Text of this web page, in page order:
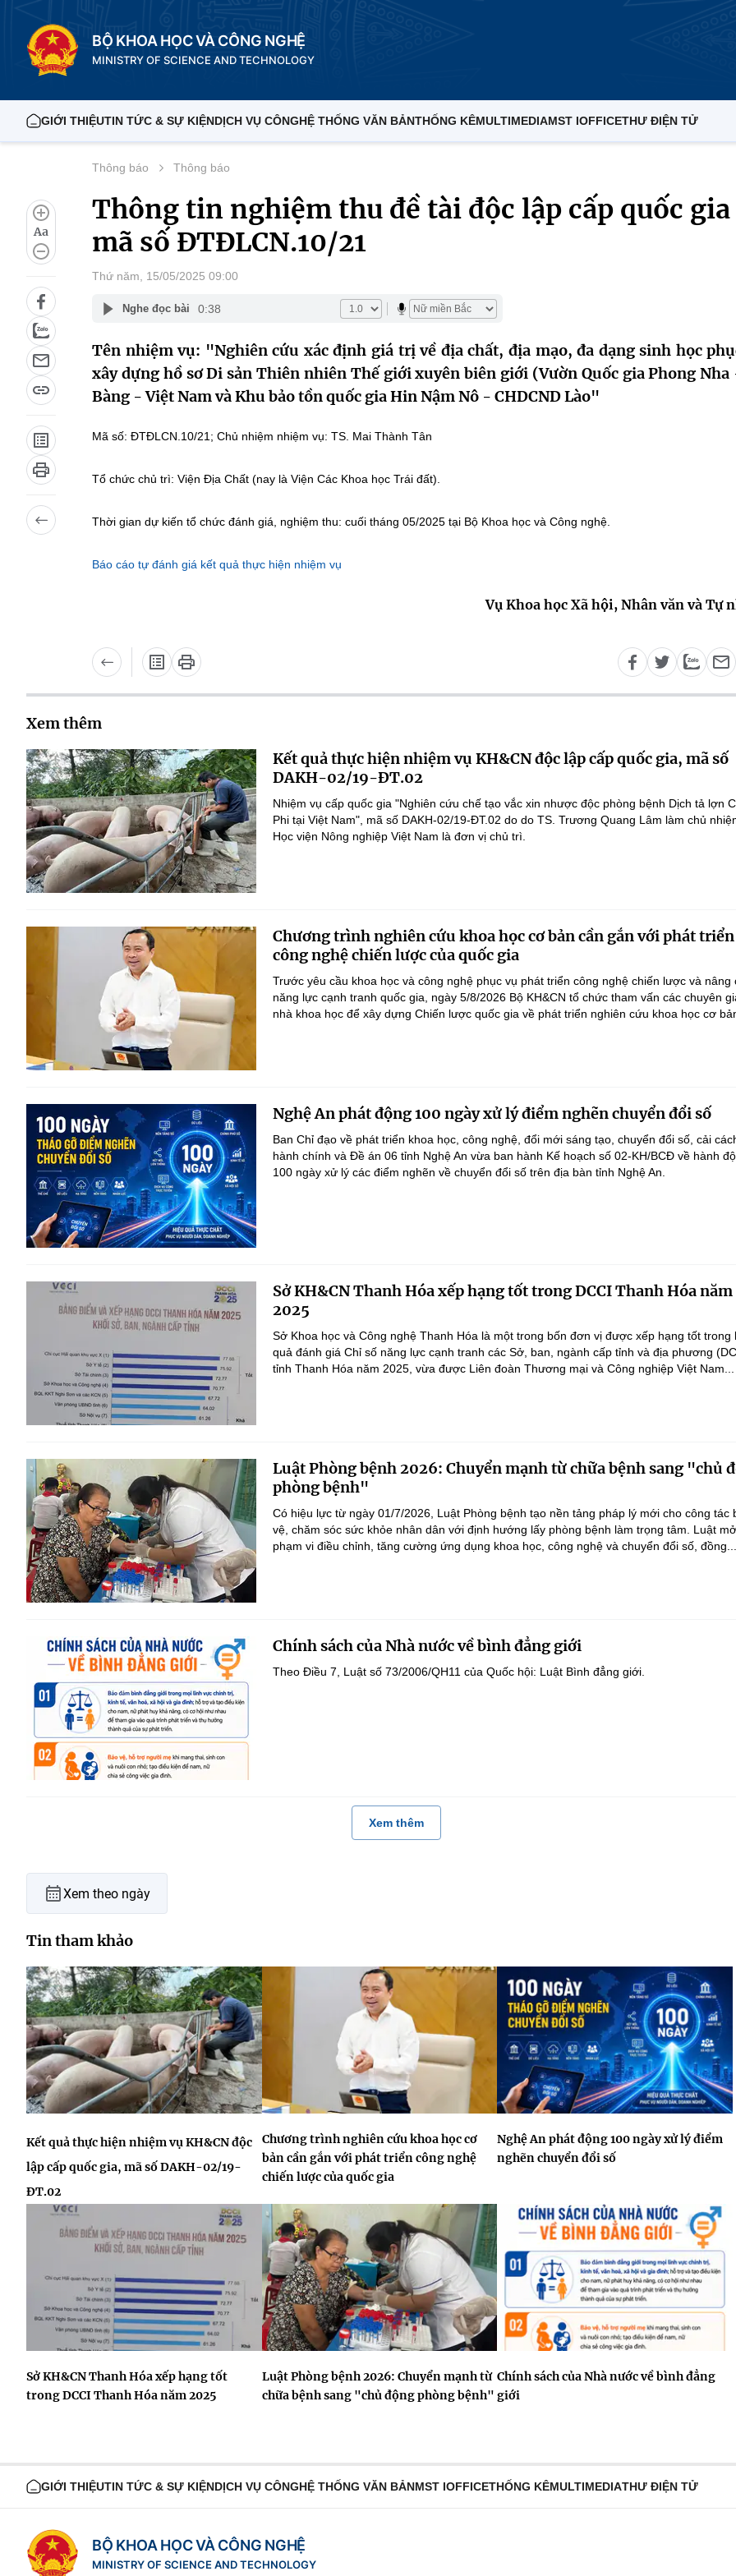
BỘ KHOA HỌC VÀ CÔNG NGHỆ
MINISTRY OF SCIENCE AND TECHNOLOGY
GIỚI THIỆUTIN TỨC & SỰ KIỆNDỊCH VỤ CÔNGHỆ THỐNG VĂN BẢNTHỐNG KÊMULTIMEDIAMST IOFFICETHƯ ĐIỆN TỬ
Aa
Thông báo Thông báo
Thông tin nghiệm thu đề tài độc lập cấp quốc gia
mã số ĐTĐLCN.10/21
Thứ năm, 15/05/2025 09:00
Nghe đọc bài 0:38
Tên nhiệm vụ: "Nghiên cứu xác định giá trị về địa chất, địa mạo, đa dạng sinh học
xây dựng hồ sơ Di sản Thiên nhiên Thế giới xuyên biên giới (Vườn Quốc gia Phong Nha
Bàng - Việt Nam và Khu bảo tồn quốc gia Hin Nậm Nô - CHDCND Lào"
Mã số: ĐTĐLCN.10/21; Chủ nhiệm nhiệm vụ: TS. Mai Thành Tân
Tổ chức chủ trì: Viện Địa Chất (nay là Viện Các Khoa học Trái đất).
Thời gian dự kiến tổ chức đánh giá, nghiệm thu: cuối tháng 05/2025 tại Bộ Khoa học và Công nghệ.
Báo cáo tự đánh giá kết quả thực hiện nhiệm vụ
Vụ Khoa học Xã hội, Nhân văn và Tự
Xem thêm
Kết quả thực hiện nhiệm vụ KH&CN độc lập cấp quốc gia, mã số
DAKH-02/19-ĐT.02
Nhiệm vụ cấp quốc gia "Nghiên cứu chế tạo vắc xin nhược độc phòng bệnh Dịch tả lợn
Phi tại Việt Nam", mã số DAKH-02/19-ĐT.02 do do TS. Trương Quang Lâm làm chủ
Học viện Nông nghiệp Việt Nam là đơn vị chủ trì.
Chương trình nghiên cứu khoa học cơ bản cần gắn với phát triển
công nghệ chiến lược của quốc gia
Trước yêu cầu khoa học và công nghệ phục vụ phát triển công nghệ chiến lược và nâng
năng lực cạnh tranh quốc gia, ngày 5/8/2026 Bộ KH&CN tổ chức tham vấn các chuyên
nhà khoa học để xây dựng Chiến lược quốc gia về phát triển nghiên cứu khoa học cơ
Nghệ An phát động 100 ngày xử lý điểm nghẽn chuyển đổi số
Ban Chỉ đạo về phát triển khoa học, công nghệ, đổi mới sáng tạo, chuyển đổi số, cải
hành chính và Đề án 06 tỉnh Nghệ An vừa ban hành Kế hoạch số 02-KH/BCĐ về hành
100 ngày xử lý các điểm nghẽn về chuyển đổi số trên địa bàn tỉnh Nghệ An.
Sở KH&CN Thanh Hóa xếp hạng tốt trong DCCI Thanh Hóa năm
2025
Sở Khoa học và Công nghệ Thanh Hóa là một trong bốn đơn vị được xếp hạng tốt trong
quả đánh giá Chỉ số năng lực cạnh tranh các Sở, ban, ngành cấp tỉnh và địa phương
tỉnh Thanh Hóa năm 2025, vừa được Liên đoàn Thương mại và Công nghiệp Việt Nam...
Luật Phòng bệnh 2026: Chuyển mạnh từ chữa bệnh sang "chủ
phòng bệnh"
Có hiệu lực từ ngày 01/7/2026, Luật Phòng bệnh tạo nền tảng pháp lý mới cho công tác
vệ, chăm sóc sức khỏe nhân dân với định hướng lấy phòng bệnh làm trọng tâm. Luật
phạm vi điều chỉnh, tăng cường ứng dụng khoa học, công nghệ và chuyển đổi số, đồng...
Chính sách của Nhà nước về bình đẳng giới
Theo Điều 7, Luật số 73/2006/QH11 của Quốc hội: Luật Bình đẳng giới.
Xem thêm
Xem theo ngày
Tin tham khảo
Kết quả thực hiện nhiệm vụ KH&CN độc
lập cấp quốc gia, mã số DAKH-02/19-
ĐT.02
Chương trình nghiên cứu khoa học cơ
bản cần gắn với phát triển công nghệ
chiến lược của quốc gia
Nghệ An phát động 100 ngày xử lý điểm
nghẽn chuyển đổi số
Sở KH&CN Thanh Hóa xếp hạng tốt
trong DCCI Thanh Hóa năm 2025
Luật Phòng bệnh 2026: Chuyển mạnh từ
chữa bệnh sang "chủ động phòng bệnh"
Chính sách của Nhà nước về bình đẳng
giới
GIỚI THIỆUTIN TỨC & SỰ KIỆNDỊCH VỤ CÔNGHỆ THỐNG VĂN BẢNMST IOFFICETHỐNG KÊMULTIMEDIATHƯ ĐIỆN TỬ
BỘ KHOA HỌC VÀ CÔNG NGHỆ
MINISTRY OF SCIENCE AND TECHNOLOGY